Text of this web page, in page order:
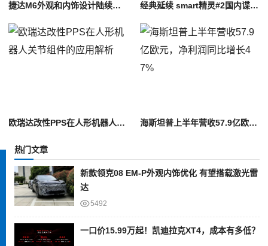
捷达M6外观和内饰设计陆续确认，产品定位基本清晰 经典延续 smart精灵#2国内谍照曝光
欧瑞达改性PPS在人形机器人关节组件的应用解析 海斯坦普上半年营收57.9亿欧元，净利润同比增长47%
热门文章
新款领克08 EM-P外观内饰优化 有望搭载激光雷
达
5492
一口价15.99万起！凯迪拉克XT4，成本有多低？